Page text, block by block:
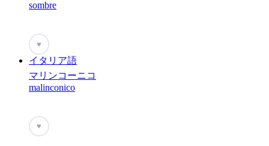
sombre
♥
イタリア語
マリンコーニコ
malinconico
♥